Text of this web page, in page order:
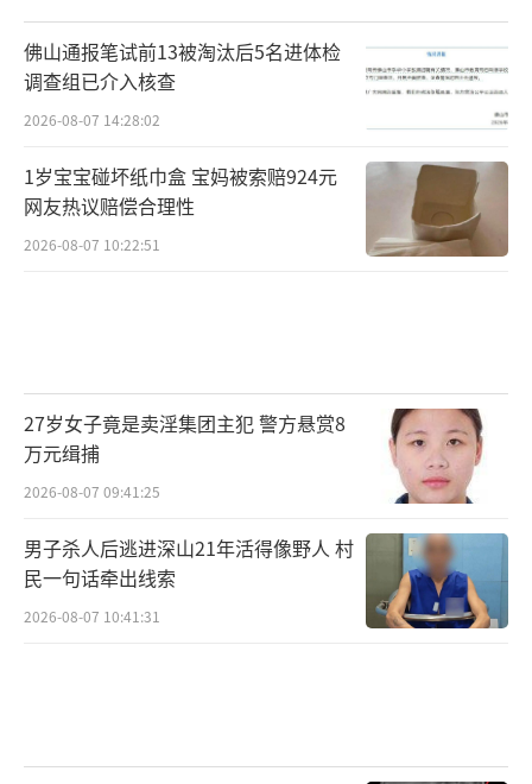
佛山通报笔试前13被淘汰后5名进体检
调查组已介入核查
2026-08-07 14:28:02
1岁宝宝碰坏纸巾盒 宝妈被索赔924元
网友热议赔偿合理性
2026-08-07 10:22:51
27岁女子竟是卖淫集团主犯 警方悬赏8
万元缉捕
2026-08-07 09:41:25
男子杀人后逃进深山21年活得像野人 村
民一句话牵出线索
2026-08-07 10:41:31